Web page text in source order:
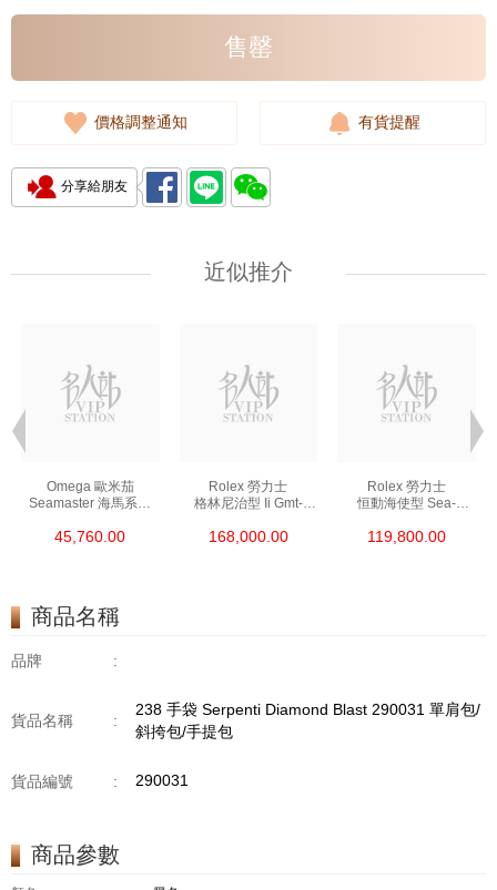
售罄
價格調整通知 有貨提醒
分享給朋友
近似推介
Omega 歐米茄
Seamaster 海馬系列
精鋼 Nekton Edition
45,760.00
Rolex 勞力士
格林尼治型 Ii Gmt-
0002 18kt玫瑰金/鋼
168,000.00
Rolex 勞力士
恒動海使型 Sea-
精鋼 單紅
119,800.00
商品名稱
品牌 :
貨品名稱 :
238 手袋 Serpenti Diamond Blast 290031 單肩包/
斜挎包/手提包
貨品編號 : 290031
商品參數